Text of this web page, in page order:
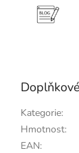
Kategorie:
Hmotnost:
EAN: